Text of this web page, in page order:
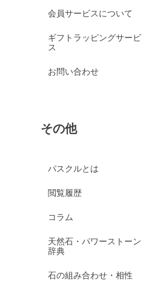
会員サービスについて
ギフトラッピングサービ
ス
お問い合わせ
その他
パスクルとは
閲覧履歴
コラム
天然石・パワーストーン
辞典
石の組み合わせ・相性